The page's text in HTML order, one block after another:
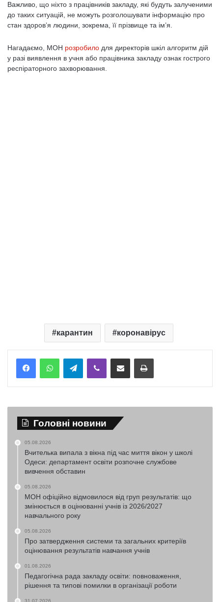
Важливо, що ніхто з працівників закладу, які будуть залученими
до таких ситуацій, не можуть розголошувати інформацію про
стан здоров’я людини, зокрема, її прізвище та ім’я.
Нагадаємо, МОН розробило для директорів шкіл алгоритм дій
у разі виявлення в учня або працівника закладу ознак гострого
респіраторного захворювання.
карантин коронавірус
TelegramViber Надіслати електронною поштоюНадрукувати
Головні новини
05.08.2026
Вчителька випала з вікна під час миття вікон у школі
Одеси: департамент освіти розпочне службове
вивчення обставин
05.08.2026
МОН офіційно відмовилося від груп результатів: що
змінюється в оцінюванні учнів із 2026/2027
навчального року
05.08.2026
Про затвердження системи та загальних критеріїв
оцінювання результатів навчання учнів
01.08.2026
Педагогічна рада закладу освіти: повноваження,
рішення та типові помилки в організації роботи
31.07.2026